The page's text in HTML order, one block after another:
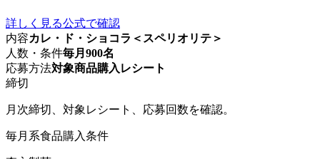
詳しく見る公式で確認
内容カレ・ド・ショコラ＜スペリオリテ＞
人数・条件毎月900名
応募方法対象商品購入レシート
締切
月次締切、対象レシート、応募回数を確認。
毎月系食品購入条件